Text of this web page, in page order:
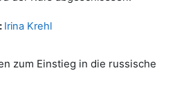
Irina Krehl
zum Einstieg in die russische